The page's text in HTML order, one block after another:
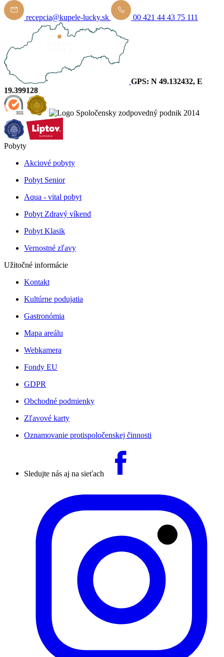
recepcia@kupele-lucky.sk 00 421 44 43 75 111
GPS: N 49.132432, E
19.399128
Pobyty
Akciové pobyty
Pobyt Senior
Aqua - vital pobyt
Pobyt Zdravý víkend
Pobyt Klasik
Vernostné zľavy
Užitočné informácie
Kontakt
Kultúrne podujatia
Gastronómia
Mapa areálu
Webkamera
Fondy EU
GDPR
Obchodné podmienky
Zľavové karty
Oznamovanie protispoločenskej činnosti
Sledujte nás aj na sieťach